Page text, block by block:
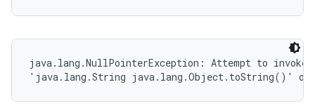
java.lang.NullPointerException: Attempt to invoke
'java.lang.String java.lang.Object.toString()' on